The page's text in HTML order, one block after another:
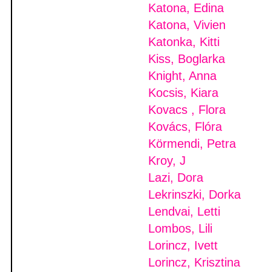
Katona, Edina
Katona, Vivien
Katonka, Kitti
Kiss, Boglarka
Knight, Anna
Kocsis, Kiara
Kovacs , Flora
Kovács, Flóra
Körmendi, Petra
Kroy, J
Lazi, Dora
Lekrinszki, Dorka
Lendvai, Letti
Lombos, Lili
Lorincz, Ivett
Lorincz, Krisztina